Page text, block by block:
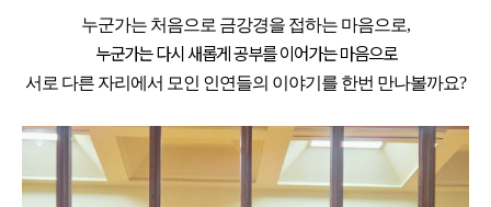
누군가는 처음으로 금강경을 접하는 마음으로,
누군가는 다시 새롭게 공부를 이어가는 마음으로
서로 다른 자리에서 모인 인연들의 이야기를 한번 만나볼까요?